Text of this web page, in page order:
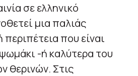
σε ελληνικό
μια παλιάς
που είναι
-ή καλύτερα του
θερινών. Στις